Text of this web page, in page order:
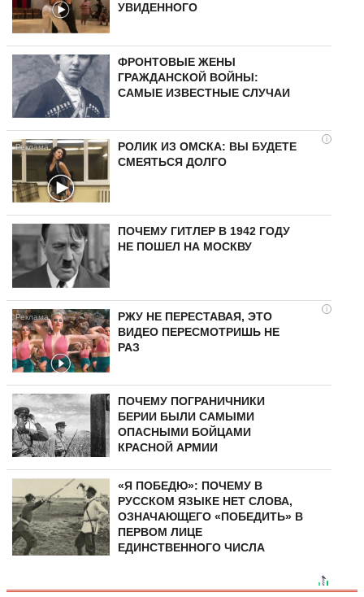
УВИДЕННОГО
ФРОНТОВЫЕ ЖЕНЫ
ГРАЖДАНСКОЙ ВОЙНЫ:
САМЫЕ ИЗВЕСТНЫЕ СЛУЧАИ
i
РОЛИК ИЗ ОМСКА: ВЫ БУДЕТЕ
СМЕЯТЬСЯ ДОЛГО
ПОЧЕМУ ГИТЛЕР В 1942 ГОДУ
НЕ ПОШЕЛ НА МОСКВУ
i
РЖУ НЕ ПЕРЕСТАВАЯ, ЭТО
ВИДЕО ПЕРЕСМОТРИШЬ НЕ
РАЗ
ПОЧЕМУ ПОГРАНИЧНИКИ
БЕРИИ БЫЛИ САМЫМИ
ОПАСНЫМИ БОЙЦАМИ
КРАСНОЙ АРМИИ
«Я ПОБЕДЮ»: ПОЧЕМУ В
РУССКОМ ЯЗЫКЕ НЕТ СЛОВА,
ОЗНАЧАЮЩЕГО «ПОБЕДИТЬ» В
ПЕРВОМ ЛИЦЕ
ЕДИНСТВЕННОГО ЧИСЛА